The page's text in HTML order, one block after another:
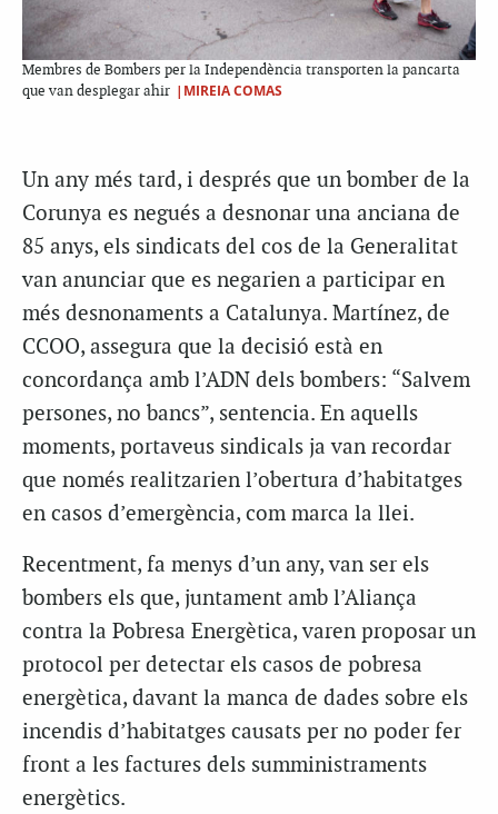
Membres de Bombers per la Independència transporten la pancarta
que van desplegar ahir |MIREIA COMAS
Un any més tard, i després que un bomber de la
Corunya es negués a desnonar una anciana de
85 anys, els sindicats del cos de la Generalitat
van anunciar que es negarien a participar en
més desnonaments a Catalunya. Martínez, de
CCOO, assegura que la decisió està en
concordança amb l’ADN dels bombers: “Salvem
persones, no bancs”, sentencia. En aquells
moments, portaveus sindicals ja van recordar
que només realitzarien l’obertura d’habitatges
en casos d’emergència, com marca la llei.
Recentment, fa menys d’un any, van ser els
bombers els que, juntament amb l’Aliança
contra la Pobresa Energètica, varen proposar un
protocol per detectar els casos de pobresa
energètica, davant la manca de dades sobre els
incendis d’habitatges causats per no poder fer
front a les factures dels sumministraments
energètics.